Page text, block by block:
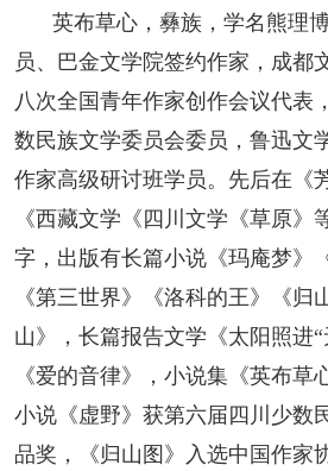
英布草心，彝族，学名熊理
员、巴金文学院签约作家，成都
八次全国青年作家创作会议代表
数民族文学委员会委员，鲁迅文
作家高级研讨班学员。先后在《
《西藏文学《四川文学《草原》
字，出版有长篇小说《玛庵梦》
《第三世界》《洛科的王》《归
山》，长篇报告文学《太阳照进
《爱的音律》，小说集《英布草
小说《虚野》获第六届四川少数
品奖，《归山图》入选中国作家